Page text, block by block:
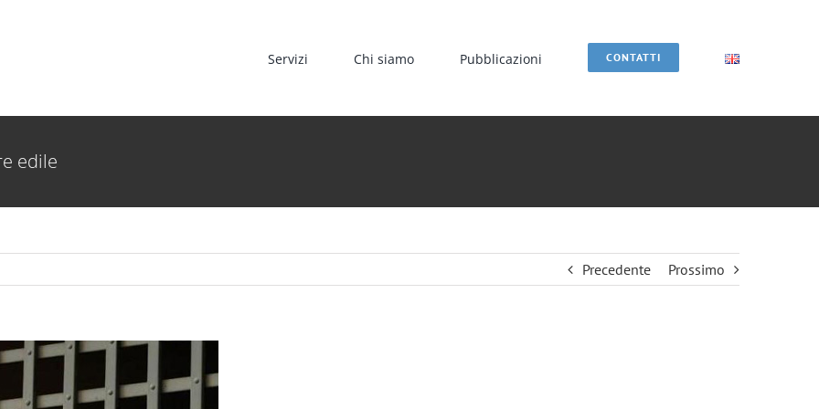
Servizi Chi siamo Pubblicazioni CONTATTI
edile
Precedente Prossimo